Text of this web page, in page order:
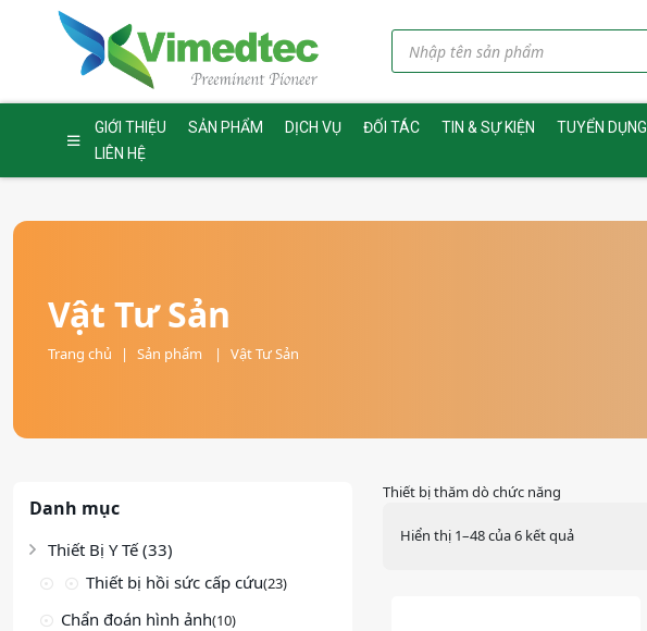
GIỚI THIỆU SẢN PHẨM DỊCH VỤ ĐỐI TÁC TIN & SỰ KIỆN
TUYỂN DỤNG
LIÊN HỆ
Vật Tư Sản
Trang chủ | Sản phẩm | Vật Tư Sản
Danh mục
Thiết Bị Y Tế (33)
Thiết bị hồi sức cấp cứu(23)
Chẩn đoán hình ảnh(10)
Thiết bị thăm dò chức năng
Hiển thị 1–48 của 6 kết quả